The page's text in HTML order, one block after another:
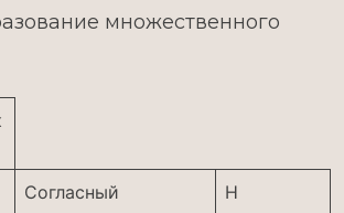
множественного
Согласный Н